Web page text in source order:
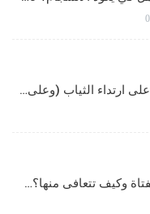
0
ارتداء الثياب (وعلى…
وكيف تتعافى منها؟…